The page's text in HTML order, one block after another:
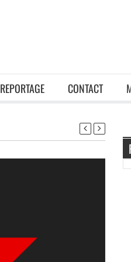
REPORTAGE CONTACT